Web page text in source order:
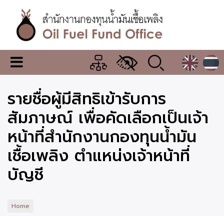
content
สำนักงาน
กองทุน
น้ำมัน
เชื้อ
เพลิง
เมนู
เปลี่ยน
แสดง
ผล
รายชื่อผู้มีสิทธิเข้ารับการ
สัมภาษณ์ เพื่อคัดเลือกเป็นเจ้า
หน้าที่สำนักงานกองทุนน้ำมัน
เชื้อเพลิง ตำแหน่งเจ้าหน้าที่
บัญชี
Home